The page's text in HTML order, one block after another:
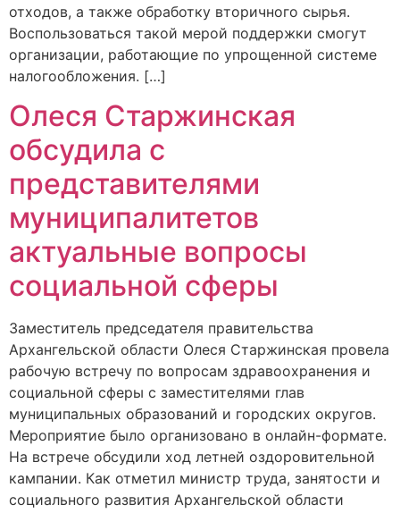
отходов, а также обработку вторичного сырья.
Воспользоваться такой мерой поддержки смогут
организации, работающие по упрощенной системе
налогообложения. […]
Олеся Старжинская
обсудила с
представителями
муниципалитетов
актуальные вопросы
социальной сферы
Заместитель председателя правительства
Архангельской области Олеся Старжинская провела
рабочую встречу по вопросам здравоохранения и
социальной сферы с заместителями глав
муниципальных образований и городских округов.
Мероприятие было организовано в онлайн-формате.
На встрече обсудили ход летней оздоровительной
кампании. Как отметил министр труда, занятости и
социального развития Архангельской области